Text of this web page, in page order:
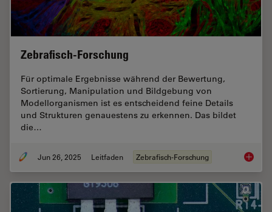
Zebrafisch-Forschung
Für optimale Ergebnisse während der Bewertung,
Sortierung, Manipulation und Bildgebung von
Modellorganismen ist es entscheidend feine Details
und Strukturen genauestens zu erkennen. Das bildet
die…
Jun 26, 2025 Leitfaden Zebrafisch-Forschung